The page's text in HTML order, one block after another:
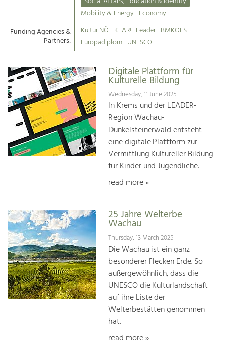
Suche
Impressum
Kontakt
Tourism
Offer Development and Positioning
Art & Culture
Crafts, Science and Research.
Social Affairs, Education
& Identity
Equality, Youth and Integration.
Climate Change, Public Transport and
Economy
Increase in Regional Value Added.
Mobility & Energy Economy
Funding Agencies &
Partners:
Kultur NÖ KLAR! Leader BMKOES
Europadiplom UNESCO
Digitale Plattform für
Kulturelle Bildung
Wednesday, 11 June 2025
In Krems und der LEADER-
Region Wachau-
Dunkelsteinerwald entsteht
eine digitale Plattform zur
Vermittlung Kultureller Bildung
für Kinder und Jugendliche.
read more »
25 Jahre Welterbe
Wachau
Thursday, 13 March 2025
Die Wachau ist ein ganz
besonderer Flecken Erde. So
außergewöhnlich, dass die
UNESCO die Kulturlandschaft
auf ihre Liste der
Welterbestätten genommen
hat.
read more »